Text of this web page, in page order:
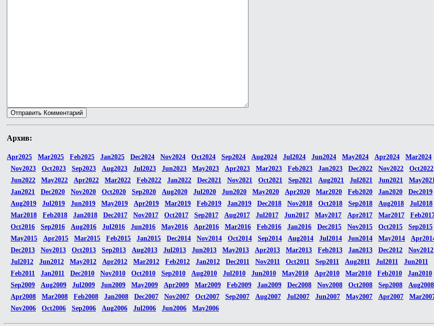
Архив:
Apr2025 Mar2025 Feb2025 Jan2025 Dec2024 Nov2024 Oct2024 Sep2024 Aug2024 Jul2024 Jun2024 May2024 Apr2024 Mar2024
Nov2023
Oct2023 Sep2023 Aug2023 Jul2023 Jun2023 May2023 Apr2023 Mar2023 Feb2023 Jan2023 Dec2022 Nov2022 Oct2022
Jun2022
May2022 Apr2022 Mar2022 Feb2022 Jan2022 Dec2021 Nov2021 Oct2021 Sep2021 Aug2021 Jul2021 Jun2021 May2021
Jan2021
Dec2020 Nov2020 Oct2020 Sep2020 Aug2020 Jul2020 Jun2020 May2020 Apr2020 Mar2020 Feb2020 Jan2020 Dec2019
Aug2019
Jul2019 Jun2019 May2019 Apr2019 Mar2019 Feb2019 Jan2019 Dec2018 Nov2018 Oct2018 Sep2018 Aug2018 Jul2018
Mar2018
Feb2018 Jan2018 Dec2017 Nov2017 Oct2017 Sep2017 Aug2017 Jul2017 Jun2017 May2017 Apr2017 Mar2017
Oct2016
Sep2016 Aug2016 Jul2016 Jun2016 May2016 Apr2016 Mar2016 Feb2016 Jan2016 Dec2015 Nov2015 Oct2015 Sep2015
May2015
Apr2015 Mar2015 Feb2015 Jan2015 Dec2014 Nov2014 Oct2014 Sep2014 Aug2014 Jul2014 Jun2014 May2014
Dec2013
Nov2013 Oct2013 Sep2013 Aug2013 Jul2013 Jun2013 May2013 Apr2013 Mar2013 Feb2013 Jan2013 Dec2012 Nov2012
Jul2012
Jun2012 May2012 Apr2012 Mar2012 Feb2012 Jan2012 Dec2011 Nov2011 Oct2011 Sep2011 Aug2011 Jul2011 Jun2011
Feb2011
Jan2011 Dec2010 Nov2010 Oct2010 Sep2010 Aug2010 Jul2010 Jun2010 May2010 Apr2010 Mar2010 Feb2010 Jan2010
Sep2009
Aug2009 Jul2009 Jun2009 May2009 Apr2009 Mar2009 Feb2009 Jan2009 Dec2008 Nov2008 Oct2008 Sep2008 Aug2008
Apr2008
Mar2008 Feb2008 Jan2008 Dec2007 Nov2007 Oct2007 Sep2007 Aug2007 Jul2007 Jun2007 May2007 Apr2007
Nov2006
Oct2006 Sep2006 Aug2006 Jul2006 Jun2006 May2006